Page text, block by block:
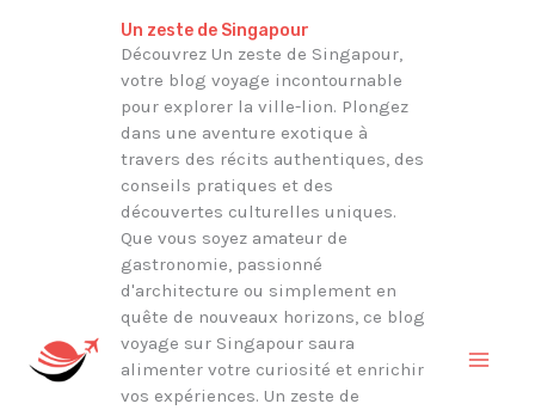
Un zeste de Singapour
Découvrez Un zeste de Singapour,
votre blog voyage incontournable
pour explorer la ville-lion. Plongez
dans une aventure exotique à
travers des récits authentiques, des
conseils pratiques et des
découvertes culturelles uniques.
Que vous soyez amateur de
gastronomie, passionné
d'architecture ou simplement en
quête de nouveaux horizons, ce blog
voyage sur Singapour saura
alimenter votre curiosité et enrichir
vos expériences. Un zeste de
Rechercher